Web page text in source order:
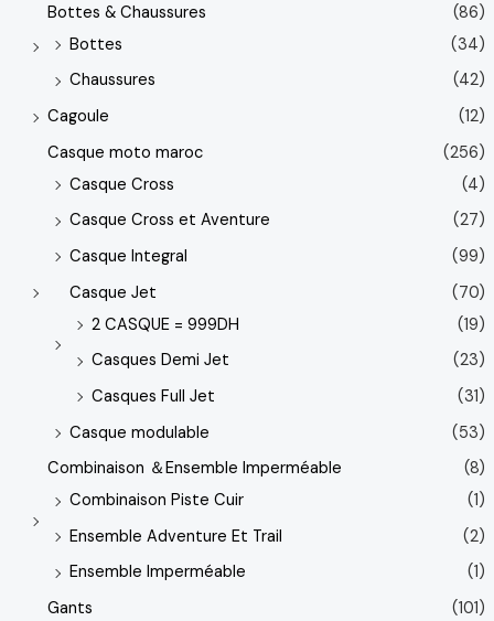
Bottes & Chaussures
(86)
Bottes
(34)
Chaussures
(42)
Cagoule
(12)
Casque moto maroc
(256)
Casque Cross
(4)
Casque Cross et Aventure
(27)
Casque Integral
(99)
Casque Jet
(70)
2 CASQUE = 999DH
(19)
Casques Demi Jet
(23)
Casques Full Jet
(31)
Casque modulable
(53)
Combinaison ＆Ensemble Imperméable
(8)
Combinaison Piste Cuir
(1)
Ensemble Adventure Et Trail
(2)
Ensemble Imperméable
(1)
Gants
(101)